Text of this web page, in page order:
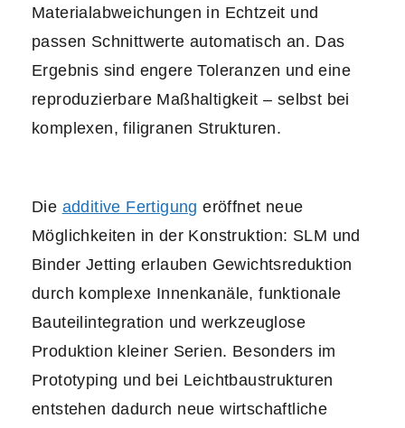
Materialabweichungen in Echtzeit und
passen Schnittwerte automatisch an. Das
Ergebnis sind engere Toleranzen und eine
reproduzierbare Maßhaltigkeit – selbst bei
komplexen, filigranen Strukturen.
Die additive Fertigung eröffnet neue
Möglichkeiten in der Konstruktion: SLM und
Binder Jetting erlauben Gewichtsreduktion
durch komplexe Innenkanäle, funktionale
Bauteilintegration und werkzeuglose
Produktion kleiner Serien. Besonders im
Prototyping und bei Leichtbaustrukturen
entstehen dadurch neue wirtschaftliche